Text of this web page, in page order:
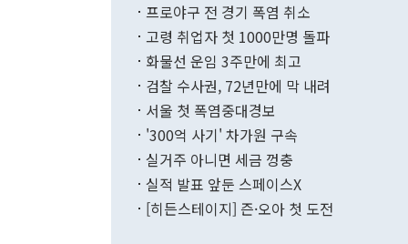
무너졌다고
함께 4자 대
"우리의 선
며 월간 기
196.9% 급
수출은
기록했지만
로 전환됐다.
프로야구 전 경기 폭염 취소
고령 취업자 첫 1000만명 돌파
화물선 운임 3주만에 최고
검찰 수사권, 72년만에 막 내려
서울 첫 폭염중대경보
'300억 사기' 차가원 구속
실거주 아니면 세금 껑충
실적 발표 앞둔 스페이스X
[히든스테이지] 즌·오아 첫 도전